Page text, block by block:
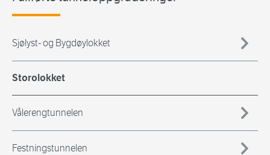
Sjølyst- og Bygdøylokket
Storolokket
Vålerengtunnelen
Festningstunnelen